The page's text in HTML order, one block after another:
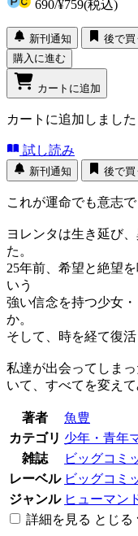
690/¥759(税込)
新刊通知
後で買
購入に進む
カートに追加
カートに追加しました
試し読み
新刊通知 後で買
これが運命でも意志で
ヨレンタは生き延び
た。
25年前、希望と絶望
いう
強い信念を持つ少女
か。
そして、時を経て復
私達が出会ってしま
いて、すべてを変えて
著者
魚豊
カテゴリ 少年・青年
雑誌
ビッグコミ
レーベル ビッグコミ
ジャンル ヒューマン
詳細を見る とじる